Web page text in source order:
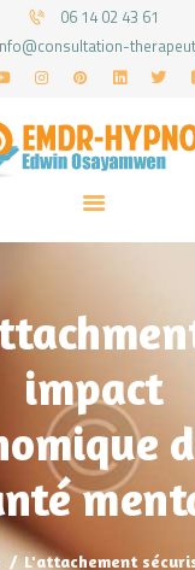
06 14 02 43 61
impact
L'attachement
UN RDV